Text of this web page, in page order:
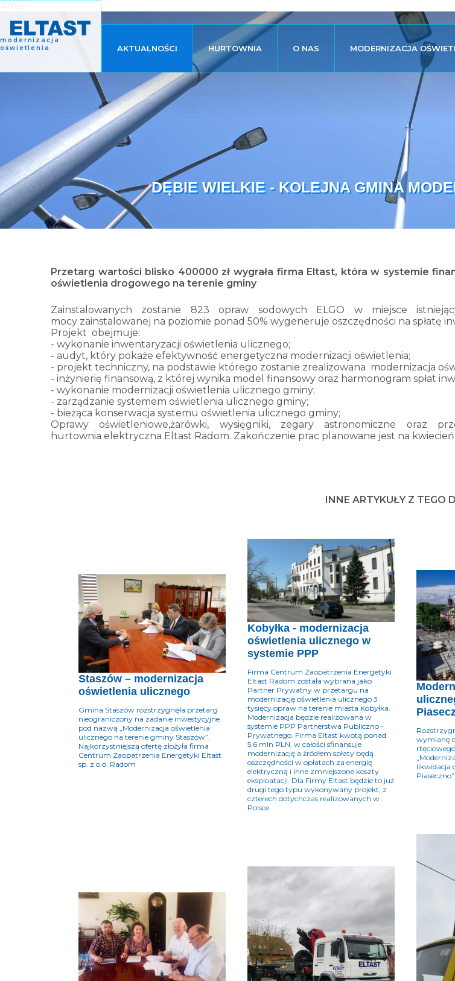
modernizacja
oświetlenia
AKTUALNOŚCI HURTOWNIA O NAS MODERNIZACJA
DĘBIE WIELKIE - KOLEJNA GMINA
Przetarg wartości blisko 400000 zł wygrała firma Eltast, która w systemie
oświetlenia drogowego na terenie gminy
Zainstalowanych zostanie 823 opraw sodowych ELGO w miejsce
mocy zainstalowanej na poziomie ponad 50% wygeneruje oszczędności na spłatę
Projekt obejmuje:
- wykonanie inwentaryzacji oświetlenia ulicznego;
- audyt, który pokaże efektywność energetyczna modernizacji oświetlenia;
- projekt techniczny, na podstawie którego zostanie zrealizowana modernizacja
- inżynierię finansową, z której wynika model finansowy oraz harmonogram spłat
- wykonanie modernizacji oświetlenia ulicznego gminy;
- zarządzanie systemem oświetlenia ulicznego gminy;
- bieżąca konserwacja systemu oświetlenia ulicznego gminy;
Oprawy oświetleniowe,żarówki, wysięgniki, zegary astronomiczne oraz
hurtownia elektryczna Eltast Radom. Zakończenie prac planowane jest na
INNE ARTYKUŁY Z TEGO
Staszów – modernizacja
oświetlenia ulicznego
Gmina Staszów rozstrzygnęła przetarg
nieograniczony na zadanie inwestycyjne
pod nazwą „Modernizacja oświetlenia
ulicznego na terenie gminy Staszów”.
Najkorzystniejszą ofertę złożyła firma
Centrum Zaopatrzenia Energetyki Eltast
sp. z o.o. Radom
Kobyłka - modernizacja
oświetlenia ulicznego w
systemie PPP
Firma Centrum Zaopatrzenia Energetyki
Eltast Radom została wybrana jako
Partner Prywatny w przetargu na
modernizację oświetlenia ulicznego 3
tysięcy opraw na terenie miasta Kobyłka.
Modernizacja będzie realizowana w
systemie PPP Partnerstwa Publiczno -
Prywatnego. Firma Eltast kwotą ponad
5,6 mln PLN, w całości sfinansuje
modernizację a źródłem spłaty będą
oszczędności w opłatach za energię
elektryczną i inne zmniejszone koszty
eksploatacji. Dla Firmy Eltast będzie to już
drugi tego typu wykonywany projekt, z
czterech dotychczas realizowanych w
Polsce
wymianę
likwidacja
Piaseczno”.